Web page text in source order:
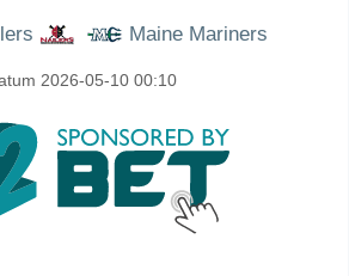
Maine Mariners
2026-05-10 00:10